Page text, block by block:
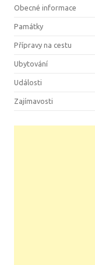
Obecné informace
Památky
Přípravy na cestu
Ubytování
Události
Zajímavosti